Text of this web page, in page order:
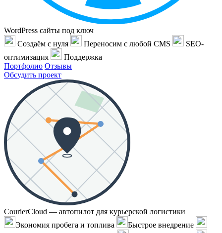
WordPress сайты под ключ
Создаём с нуля
Переносим с любой CMS
SEO-
оптимизация
Поддержка
Портфолио Отзывы
Обсудить проект
CourierCloud — автопилот для курьерской логистики
Экономия пробега и топлива
Быстрое внедрение